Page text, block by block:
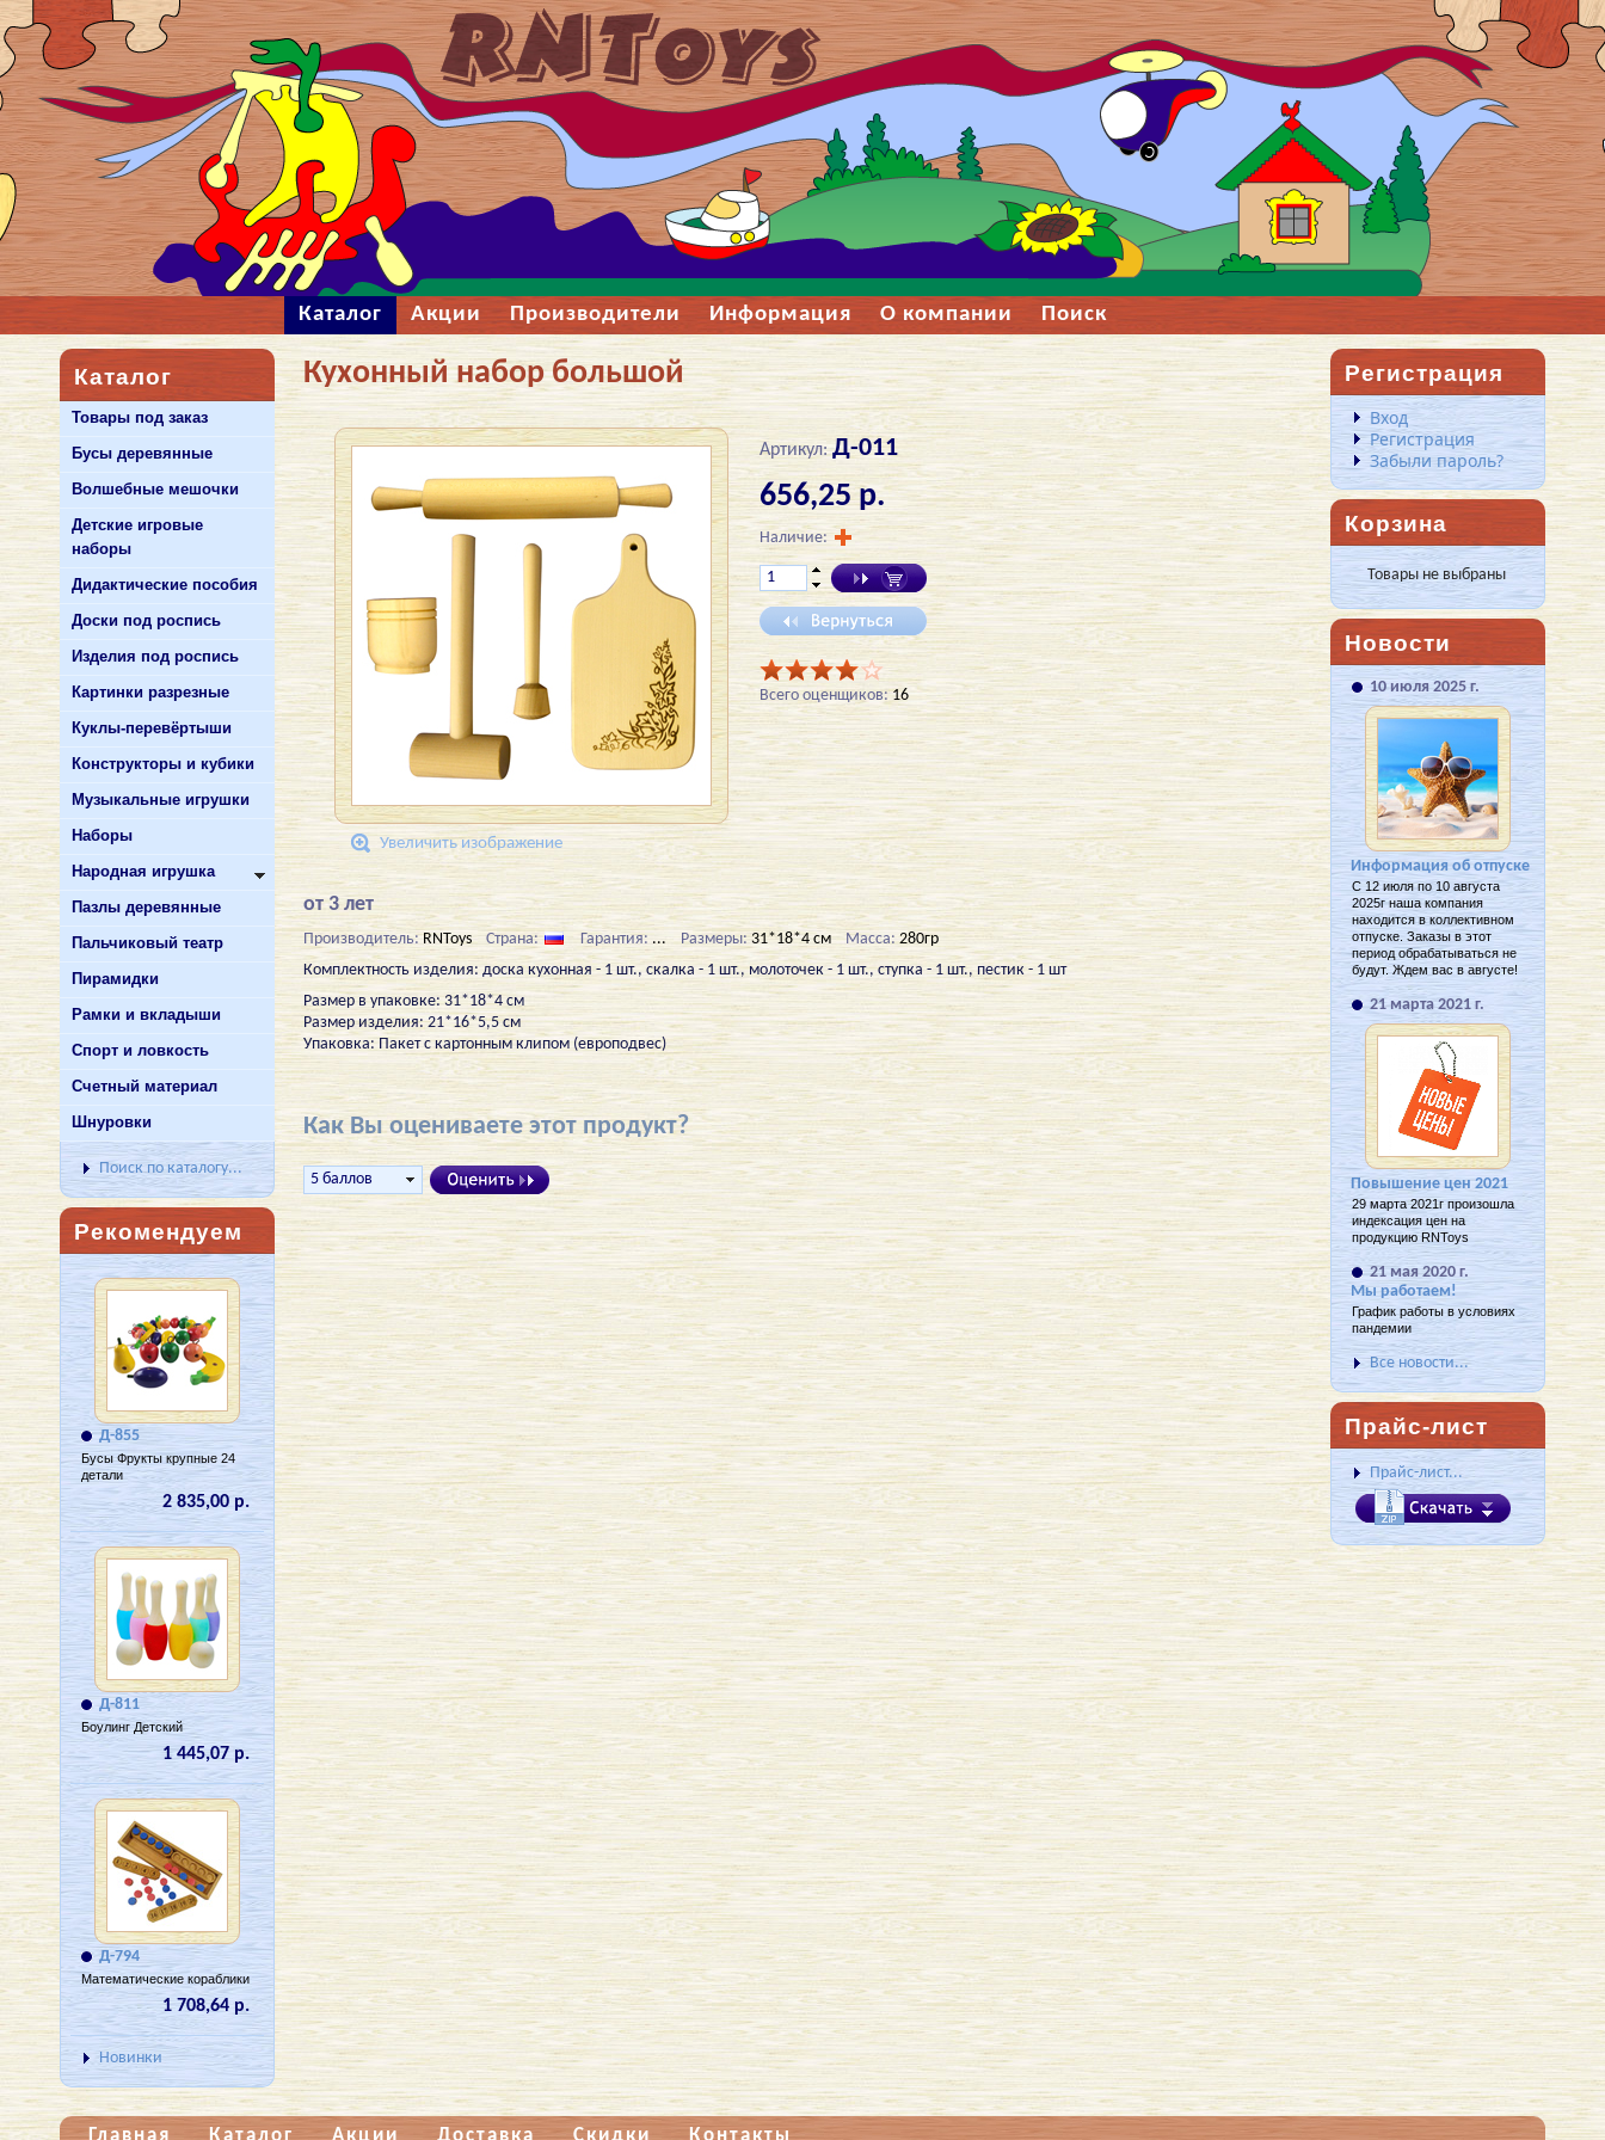
Каталог Акции Производители Информация О компании Поиск
Каталог
Товары под заказ
Бусы деревянные
Волшебные мешочки
Детские игровые
наборы
Дидактические пособия
Доски под роспись
Изделия под роспись
Картинки разрезные
Куклы-перевёртыши
Конструкторы и кубики
Музыкальные игрушки
Наборы
Народная игрушка
Пазлы деревянные
Пальчиковый театр
Пирамидки
Рамки и вкладыши
Спорт и ловкость
Счетный материал
Шнуровки
Поиск по каталогу...
Рекомендуем
Д-855
Бусы Фрукты крупные 24
детали
2 835,00 р.
Д-811
Боулинг Детский
1 445,07 р.
Д-794
Математические кораблики
1 708,64 р.
Новинки
Кухонный набор большой
Увеличить изображение
Артикул:Д-011
656,25 р.
Наличие:
Всего оценщиков:16
от 3 лет
Производитель:RNToys Страна: Гарантия: ... Размеры: 31*18*4 см Масса: 280гр
Комплектность изделия: доска кухонная - 1 шт., скалка - 1 шт., молоточек - 1 шт., ступка - 1 шт., пестик - 1 шт
Размер в упаковке: 31*18*4 см
Размер изделия: 21*16*5,5 см
Упаковка: Пакет с картонным клипом (европодвес)
Как Вы оцениваете этот продукт?
Регистрация
Вход
Регистрация
Забыли пароль?
Корзина
Товары не выбраны
Новости
10 июля 2025 г.
Информация об отпуске
С 12 июля по 10 августа
2025г наша компания
находится в коллективном
отпуске. Заказы в этот
период обрабатываться не
будут. Ждем вас в августе!
21 марта 2021 г.
Повышение цен 2021
29 марта 2021г произошла
индексация цен на
продукцию RNToys
21 мая 2020 г.
Мы работаем!
График работы в условиях
пандемии
Все новости...
Прайс-лист
Прайс-лист...
Главная Каталог Акции Доставка Скидки Контакты